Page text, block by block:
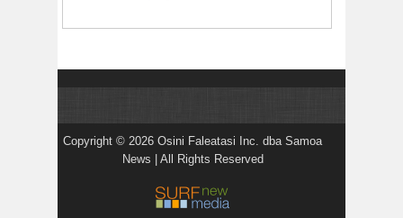
Copyright © 2026 Osini Faleatasi Inc. dba Samoa
News | All Rights Reserved